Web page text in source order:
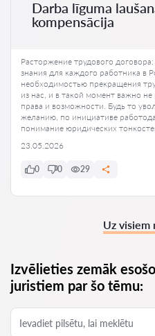
Darba līguma
kompensācija
Расторжение трудового
знания для каждого работника в
необходимостью прекращения
из нас, и в такой момент важно не
права и возможности. Будь то
желанию, по инициативе
понимание юридических
23.05.2026
0 0 29
Uz visiem
Izvēlieties zemāk
juristiem par šo tēmu: